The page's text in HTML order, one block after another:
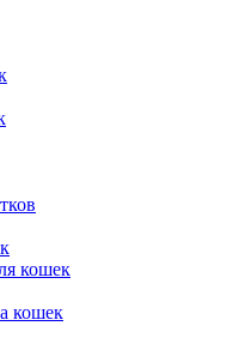
кошек
кошек